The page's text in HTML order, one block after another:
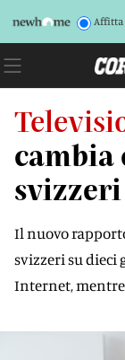
Affitta
cambia
svizzeri
Il nuovo
svizzeri su
Internet, mentre